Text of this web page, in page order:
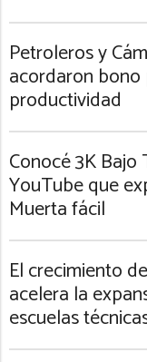
Petroleros y
acordaron
productividad
Conocé 3K Bajo
YouTube que
Muerta fácil
El crecimiento
acelera la
escuelas